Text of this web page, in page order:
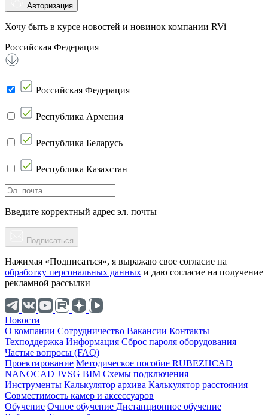
Авторизация
Хочу быть в курсе новостей и новинок компании RVi
Российская Федерация
Российская Федерация
Республика Армения
Республика Беларусь
Республика Казахстан
Введите корректный адрес эл. почты
Подписаться
Нажимая «Подписаться», я выражаю свое согласие на
обработку персональных данных и даю согласие на получение
рекламной рассылки
Новости
О компании Cотрудничество Вакансии Контакты
Техподдержка Информация Сброс пароля оборудования
Частые вопросы (FAQ)
Проектирование Методическое пособие RUBEZHCAD
NANOCAD JVSG BIM Схемы подключения
Инструменты Калькулятор архива Калькулятор расстояния
Совместимость камер и аксессуаров
Обучение Очное обучение Дистанционное обучение